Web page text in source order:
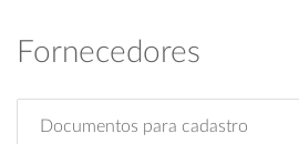
Fornecedores
Documentos para cadastro